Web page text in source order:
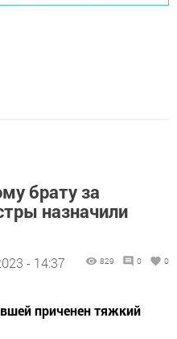
брату за
назначили
- 14:37 829 0 0
приченен тяжкий